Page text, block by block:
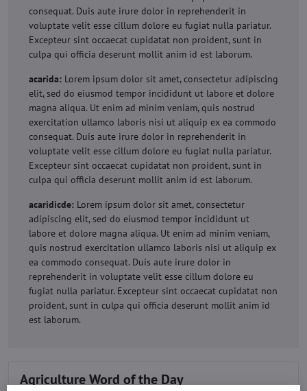
consequat. Duis aute irure dolor in reprehenderit in
voluptate velit esse cillum dolore eu fugiat nulla pariatur.
Excepteur sint occaecat cupidatat non proident, sunt in
culpa qui officia deserunt mollit anim id est laborum.
acarida: Lorem ipsum dolor sit amet, consectetur adipiscing
elit, sed do eiusmod tempor incididunt ut labore et dolore
magna aliqua. Ut enim ad minim veniam, quis nostrud
exercitation ullamco laboris nisi ut aliquip ex ea commodo
consequat. Duis aute irure dolor in reprehenderit in
voluptate velit esse cillum dolore eu fugiat nulla pariatur.
Excepteur sint occaecat cupidatat non proident, sunt in
culpa qui officia deserunt mollit anim id est laborum.
acaridicde: Lorem ipsum dolor sit amet, consectetur
adipiscing elit, sed do eiusmod tempor incididunt ut
labore et dolore magna aliqua. Ut enim ad minim veniam,
quis nostrud exercitation ullamco laboris nisi ut aliquip ex
ea commodo consequat. Duis aute irure dolor in
reprehenderit in voluptate velit esse cillum dolore eu
fugiat nulla pariatur. Excepteur sint occaecat cupidatat non
proident, sunt in culpa qui officia deserunt mollit anim id
est laborum.
Agriculture Word of the Day